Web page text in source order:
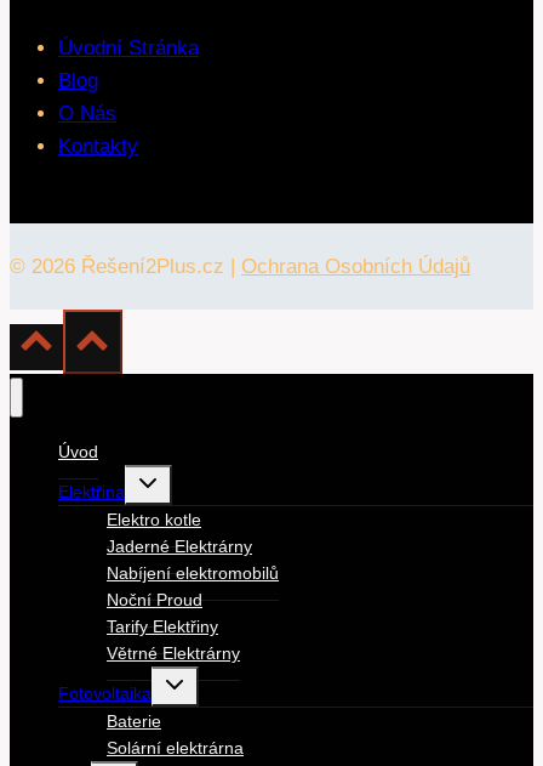
Úvodní Stránka
Blog
O Nás
Kontakty
© 2026 Řešení2Plus.cz | Ochrana Osobních Údajů
Úvod
Elektřina
Toggle
child
menu
Elektro kotle
Jaderné Elektrárny
Nabíjení elektromobilů
Noční Proud
Tarify Elektřiny
Větrné Elektrárny
Fotovoltaika
Toggle
child
menu
Baterie
Solární elektrárna